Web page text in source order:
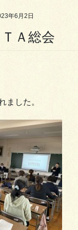
年6月2日
Ａ総会
ました。